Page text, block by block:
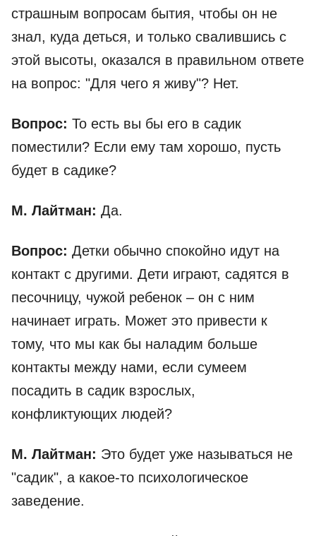
страшным вопросам бытия, чтобы он не
знал, куда деться, и только свалившись с
этой высоты, оказался в правильном ответе
на вопрос: "Для чего я живу"? Нет.
Вопрос: То есть вы бы его в садик
поместили? Если ему там хорошо, пусть
будет в садике?
М. Лайтман: Да.
Вопрос: Детки обычно спокойно идут на
контакт с другими. Дети играют, садятся в
песочницу, чужой ребенок – он с ним
начинает играть. Может это привести к
тому, что мы как бы наладим больше
контакты между нами, если сумеем
посадить в садик взрослых,
конфликтующих людей?
М. Лайтман: Это будет уже называться не
"садик", а какое-то психологическое
заведение.